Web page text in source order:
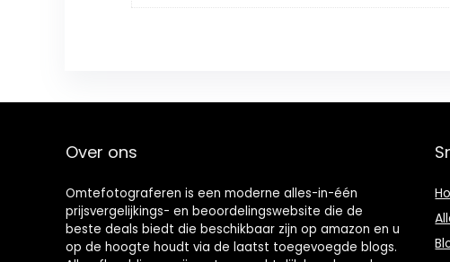
Over ons
Omtefotograferen is een moderne alles-in-één
prijsvergelijkings- en beoordelingswebsite die de
beste deals biedt die beschikbaar zijn op amazon en u
op de hoogte houdt via de laatst toegevoegde blogs.